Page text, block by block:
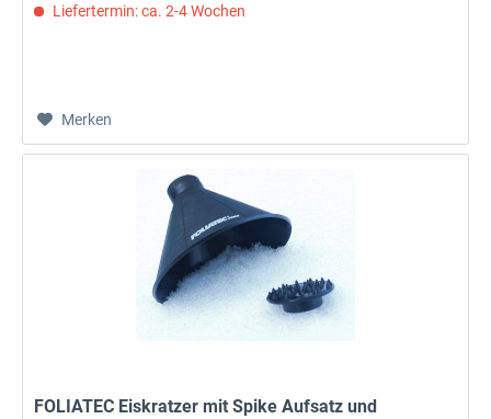
Liefertermin: ca. 2-4 Wochen
Merken
FOLIATEC Eiskratzer mit Spike Aufsatz und